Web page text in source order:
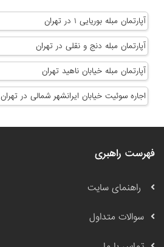
آپارتمان مبله بوریایی ۱ در تهران
آپارتمان مبله دنج و نقلی در تهران
آپارتمان مبله خیابان ناهید تهران
اجاره سوئیت خیابان ایرانشهر شمالی در تهران
فهرست راهبری
راهنمای سایت
سوالات متداول